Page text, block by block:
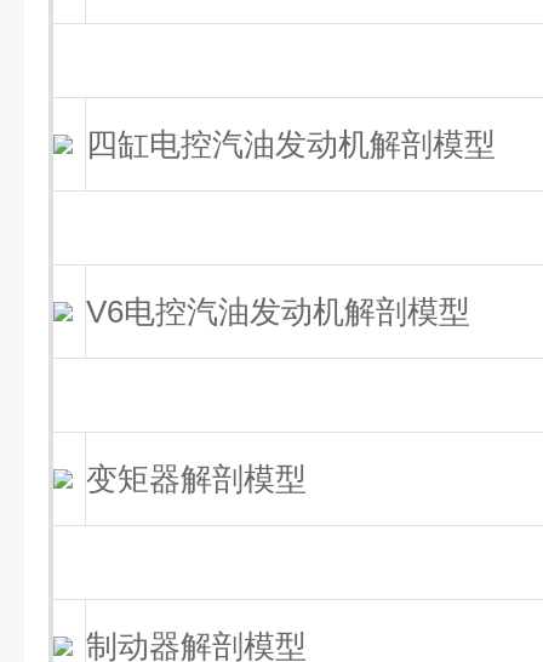
四缸电控汽油发动机解剖模型
V6电控汽油发动机解剖模型
变矩器解剖模型
制动器解剖模型